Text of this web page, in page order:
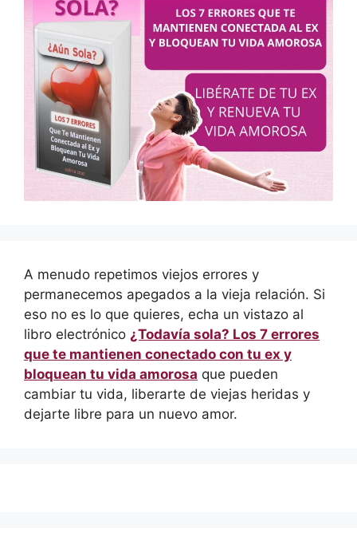
A menudo repetimos viejos errores y
permanecemos apegados a la vieja relación. Si
eso no es lo que quieres, echa un vistazo al
libro electrónico ¿Todavía sola? Los 7 errores
que te mantienen conectado con tu ex y
bloquean tu vida amorosa que pueden
cambiar tu vida, liberarte de viejas heridas y
dejarte libre para un nuevo amor.